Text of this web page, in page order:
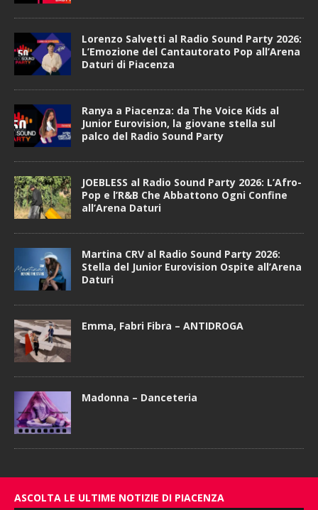
Lorenzo Salvetti al Radio Sound Party 2026:
L’Emozione del Cantautorato Pop all’Arena
Daturi di Piacenza
Ranya a Piacenza: da The Voice Kids al
Junior Eurovision, la giovane stella sul
palco del Radio Sound Party
JOEBLESS al Radio Sound Party 2026: L’Afro-
Pop e l’R&B Che Abbattono Ogni Confine
all’Arena Daturi
Martina CRV al Radio Sound Party 2026:
Stella del Junior Eurovision Ospite all’Arena
Daturi
Emma, Fabri Fibra – ANTIDROGA
Madonna – Danceteria
ASCOLTA LE ULTIME NOTIZIE DI PIACENZA